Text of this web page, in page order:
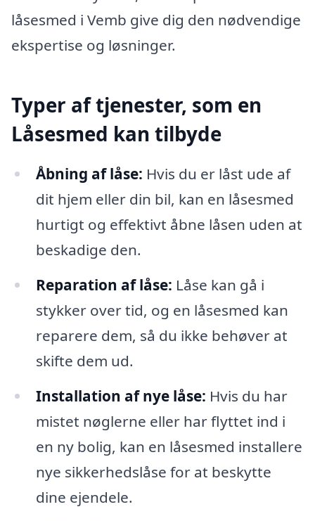
låsesmed i Vemb give dig den nødvendige
ekspertise og løsninger.
Typer af tjenester, som en
Låsesmed kan tilbyde
Åbning af låse: Hvis du er låst ude af
dit hjem eller din bil, kan en låsesmed
hurtigt og effektivt åbne låsen uden at
beskadige den.
Reparation af låse: Låse kan gå i
stykker over tid, og en låsesmed kan
reparere dem, så du ikke behøver at
skifte dem ud.
Installation af nye låse: Hvis du har
mistet nøglerne eller har flyttet ind i
en ny bolig, kan en låsesmed installere
nye sikkerhedslåse for at beskytte
dine ejendele.